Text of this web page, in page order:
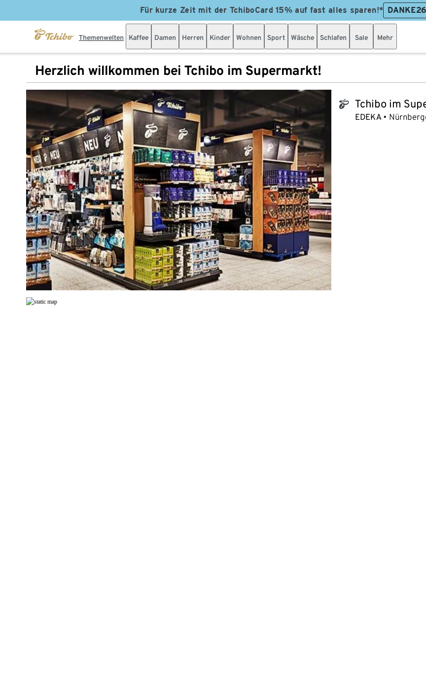
Für kurze Zeit mit der TchiboCard 15% auf fast alles sparen!* DANKE26
Themenwelten Kaffee Damen Herren Kinder Wohnen Sport Wäsche Schlafen Sale Mehr
Herzlich willkommen bei Tchibo im Supermarkt!
tchibo_logo Tchibo im
EDEKA